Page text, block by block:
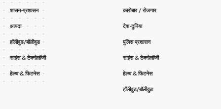
शासन-प्रशासन
आपदा
हॉलीवुड/बॉलीवुड
साइंस & टेक्नोलॉजी
हेल्थ & फिटनेस
कारोबार / रोजगार
देश-दुनिया
पुलिस प्रशासन
साइंस & टेक्नोलॉजी
हेल्थ & फिटनेस
हॉलीवुड/बॉलीवुड